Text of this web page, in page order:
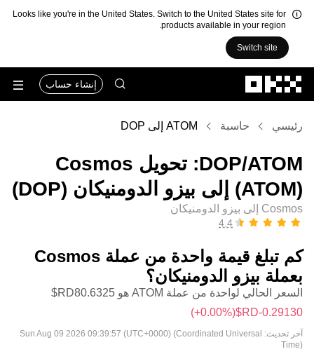
Looks like you're in the United States. Switch to the United States site for
products available in your region.
Switch site
إنشاء حساب
رئيسي حاسبة ATOM إلى DOP
‏ATOM/‏DOP: تحويل ‏Cosmos
(‏ATOM) إلى ‏بيزو الدومنيكان (‏DOP)
Cosmos إلى بيزو الدومنيكان
كم تبلغ قيمة واحدة من عملة ‏Cosmos
بعملة ‏بيزو الدومنيكان؟
السعر الحالي لواحدة من عملة ATOM هو ‏‎‏‎80.6325‏‏RD$‏
(‏‎+0.00‎%‎‏)
آخر تحديث: Sun Aug 09 2026 09:39:57 (UTC+0000) (Coordinated Universal
Time)